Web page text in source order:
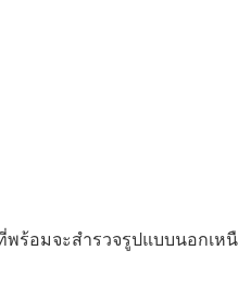
ร้อมจะสำรวจรูปแบบนอกเห